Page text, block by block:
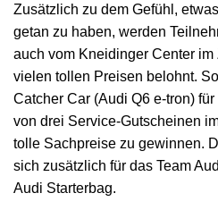
Zusätzlich zu dem Gefühl,
getan zu haben, werden
auch vom Kneidinger Center
vielen tollen Preisen belohnt.
Catcher Car (Audi Q6 e-tron)
von drei Service-Gutscheinen
tolle Sachpreise zu gewinnen.
sich zusätzlich für das Team
Audi Starterbag.